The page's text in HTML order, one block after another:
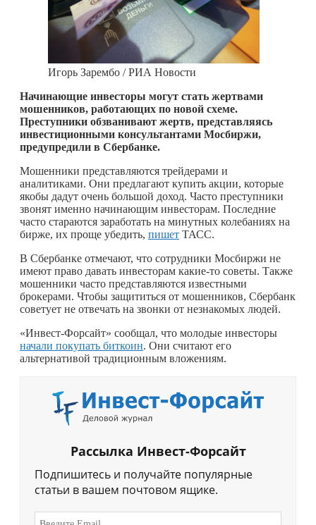
Игорь Зарембо / РИА Новости
Начинающие инвесторы могут стать жертвами
мошенников, работающих по новой схеме.
Преступники обзванивают жертв, представляясь
инвестиционными консультантами Мосбиржи,
предупредили в Сбербанке.
Мошенники представляются трейдерами и
аналитиками. Они предлагают купить акции, которые
якобы дадут очень большой доход. Часто преступники
звонят именно начинающим инвесторам. Последние
часто стараются заработать на минутных колебаниях на
бирже, их проще убедить, пишет ТАСС.
В Сбербанке отмечают, что сотрудники Мосбиржи не
имеют право давать инвесторам какие-то советы. Также
мошенники часто представляются известными
брокерами. Чтобы защититься от мошенников, Сбербанк
советует не отвечать на звонки от незнакомых людей.
«Инвест-Форсайт» сообщал, что молодые инвесторы
начали покупать биткоин. Они считают его
альтернативой традиционным вложениям.
Рассылка Инвест-Форсайт
Подпишитесь и получайте популярные
статьи в вашем почтовом ящике.